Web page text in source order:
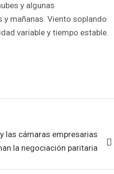
y algunas
y mañanas. Viento soplando
variable y tiempo estable.
las cámaras empresarias
la negociación paritaria